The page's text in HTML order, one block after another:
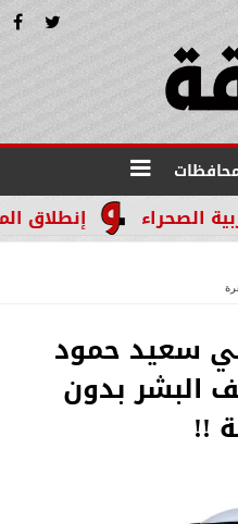
إنطلاق المرحله الثالثة
سعيد حمود
البشر بدون
!!